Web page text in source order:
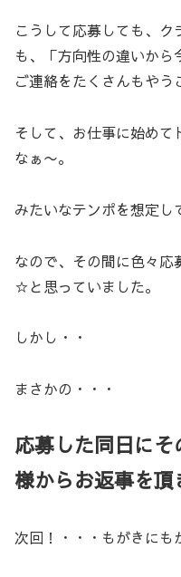
こうして応募しても、ク
も、「方向性の違いか
ご連絡をたくさんもやう
そして、お仕事に始めて
なぁ〜。
みたいなテンポを想定し
なので、その間に色々応
☆と思っていました。
しかし・・
まさかの・・・
応募した同日に
様からお返事を頂
次回！・・・もがきにも